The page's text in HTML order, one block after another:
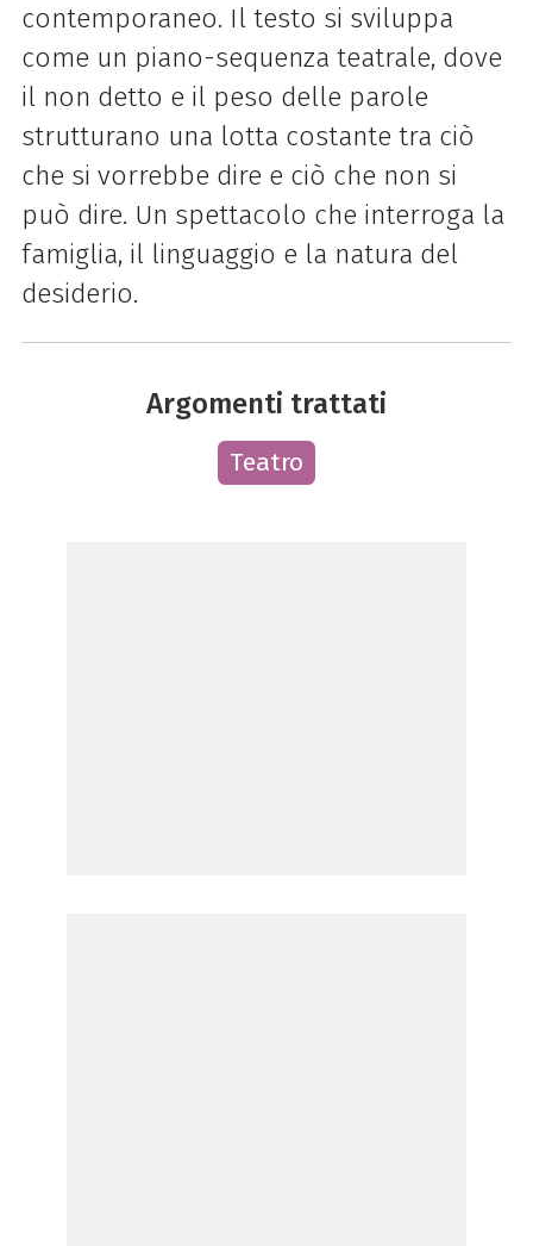
contemporaneo. Il testo si sviluppa
come un piano-sequenza teatrale, dove
il non detto e il peso delle parole
strutturano una lotta costante tra ciò
che si vorrebbe dire e ciò che non si
può dire. Un spettacolo che interroga la
famiglia, il linguaggio e la natura del
desiderio.
Argomenti trattati
Teatro